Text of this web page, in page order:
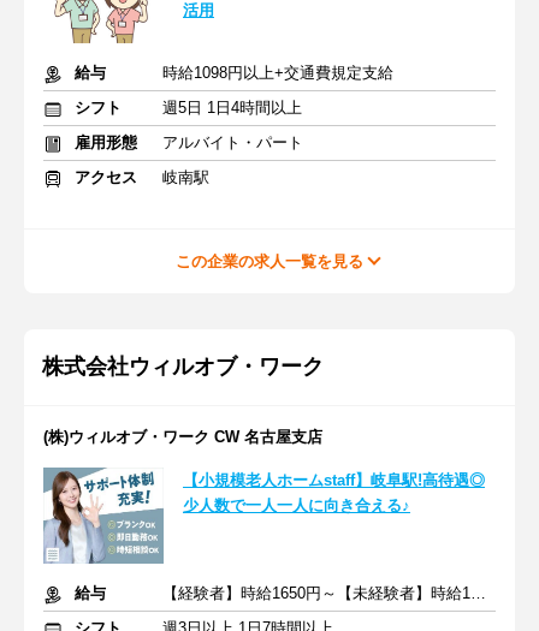
活用
給与
時給1098円以上+交通費規定支給
シフト
週5日 1日4時間以上
雇用形態
アルバイト・パート
アクセス
岐南駅
この企業の求人一覧を見る
株式会社ウィルオブ・ワーク
(株)ウィルオブ・ワーク CW 名古屋支店
【小規模老人ホームstaff】岐阜駅!高待遇◎
少人数で一人一人に向き合える♪
給与
【経験者】時給1650円～【未経験者】時給1500円～ ＋交通費